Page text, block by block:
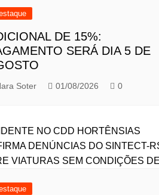
DE 15%:
SERÁ DIA 5 DE
Soter 01/08/2026 0